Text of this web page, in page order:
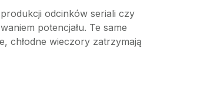
odcinków seriali czy
potencjału. Te same
chłodne wieczory zatrzymają